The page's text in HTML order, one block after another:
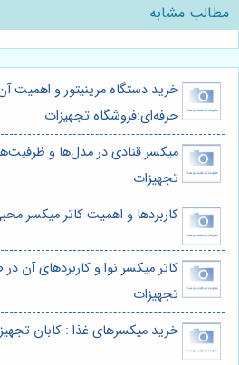
مطالب مشابه
خرید دستگاه مرینیتور و اهمیت
حرفه‌ای:فروشگاه تجهیزات
میکسر قنادی در مدل‌ها و
تجهیزات
کاربردها و اهمیت کاتر میکسر
کاتر میکسر نوا و کاربردهای آن
تجهیزات
خرید میکسرهای غذا : کابان تجهیز